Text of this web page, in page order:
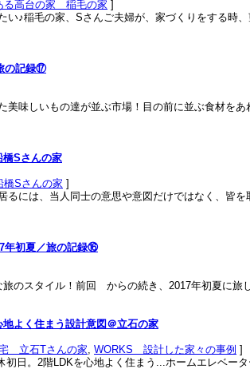
高台の家＿稲毛の家 ]
い♪稲毛の家、Sさんご夫婦が、家づくりをする
の記録⑰
美味しいもの達が並ぶ市場！目の前に並ぶ食材を
橋Sさんの家
橋Sさんの家 ]
るには、当人同士の意思や意図だけではなく、皆
年初夏／旅の記録⑯
のスタイル！前回 からの続き、2017年初夏に
よく住まう設計意図＠立石の家
＿立石Tさんの家, WORKS＿設計した家々の事例 ]
初日。2階LDKを心地よく住まう...ホームエレベ